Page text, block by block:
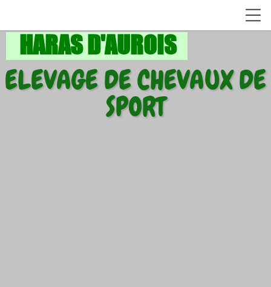
HARAS D'AUROIS
ELEVAGE DE CHEVAUX DE
SPORT